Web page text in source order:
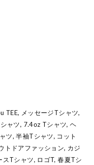
TEE, メッセージTシャツ,
ャツ, 7.4oz Tシャツ, ヘ
ツ, 半袖Tシャツ, コット
トドアファッション, カジ
Tシャツ, ロゴT, 春夏Tシ